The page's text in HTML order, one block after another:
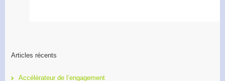
Articles récents
Accélérateur de l’engagement